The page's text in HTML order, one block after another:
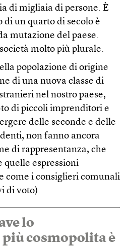
di migliaia di persone. È
di un quarto di secolo è
mutazione del paese.
molto più plurale.
popolazione di origine
di una nuova classe di
nel nostro paese,
di piccoli imprenditori e
delle seconde e delle
non fanno ancora
di rappresentanza, che
quelle espressioni
come i consiglieri comunali
di voto).
lo
cosmopolita è